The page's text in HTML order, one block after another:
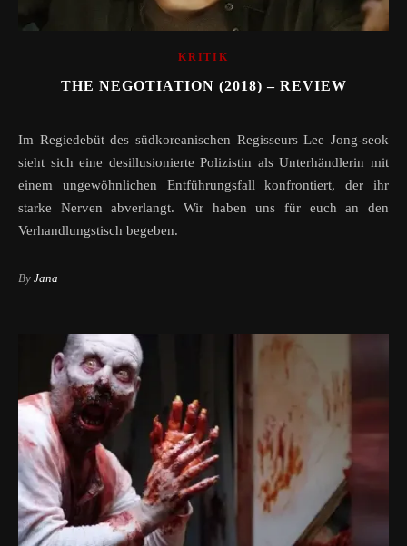
KRITIK
THE NEGOTIATION (2018) – REVIEW
Im Regiedebüt des südkoreanischen Regisseurs Lee Jong-seok
sieht sich eine desillusionierte Polizistin als Unterhändlerin mit
einem ungewöhnlichen Entführungsfall konfrontiert, der ihr
starke Nerven abverlangt. Wir haben uns für euch an den
Verhandlungstisch begeben.
By Jana